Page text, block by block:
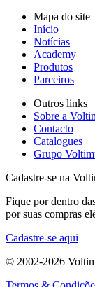
Mapa do site
Início
Notícias
Academy
Produtos
Parceiros
Outros links
Sobre a
Contacto
Catalogues
Grupo
Cadastre-se na
Fique por dentro
por suas compras
Cadastre-se aqui
© 2002-2026